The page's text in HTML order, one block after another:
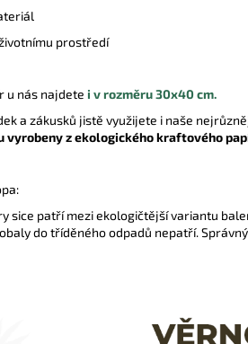
prostředí
u nás najdete i v rozměru 30x40 cm.
a zákusků jistě využijete i naše
vyrobeny z ekologického kraftového
sice patří mezi ekologičtější variantu
do tříděného odpadů nepatří.